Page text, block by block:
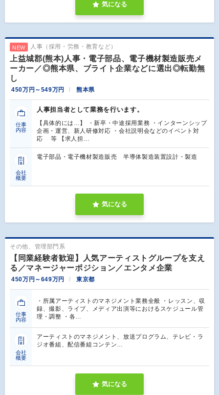
気になる
NEW 人事（採用・労務・教育など）
上益城郡(熊本)人事・電子部品、電子機材製造販売メ
ーカー／◎熊本県、ブライト企業などに選出◎転勤無
し
450万円～549万円 熊本県
仕事
内容
人事担当者として業務を行います。
【具体的には…】 ・新卒・中途採用業務 ・インターンシップ
企画・運営、新人研修対応 ・会社説明会などのイベント対
応 等 【求人担…
会社
概要
電子部品・電子機材製造販売 半導体製造装置設計・製造
気になる
その他、管理部門系
【同業経験者歓迎】人気アーティストグループを支え
る／マネージャーポジション／エンタメ企業
450万円～649万円 東京都
仕事
内容
・所属アーティストのマネジメント業務全般 ・レッスン、収
録、撮影、ライブ、メディア出演等におけるスケジュール管
理・調整 ・各…
会社
概要
アーティストのマネジメント、放送プログラム、テレビ・ラ
ジオ番組、配信番組コンテン…
気になる